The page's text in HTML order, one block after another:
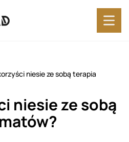
niesie ze sobą terapia
niesie ze sobą